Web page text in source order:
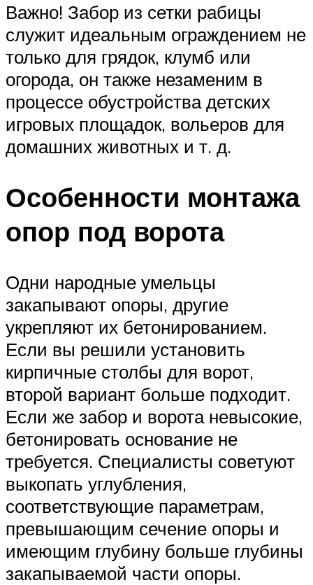
Важно! Забор из сетки рабицы
служит идеальным ограждением не
только для грядок, клумб или
огорода, он также незаменим в
процессе обустройства детских
игровых площадок, вольеров для
домашних животных и т. д.
Особенности монтажа
опор под ворота
Одни народные умельцы
закапывают опоры, другие
укрепляют их бетонированием.
Если вы решили установить
кирпичные столбы для ворот,
второй вариант больше подходит.
Если же забор и ворота невысокие,
бетонировать основание не
требуется. Специалисты советуют
выкопать углубления,
соответствующие параметрам,
превышающим сечение опоры и
имеющим глубину больше глубины
закапываемой части опоры.